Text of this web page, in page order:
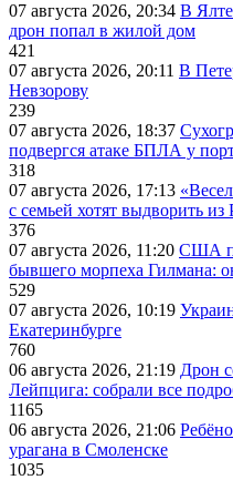
07 августа 2026, 20:34 В
дрон попал в жилой дом
421
07 августа 2026, 20:11 В
Невзорову
239
07 августа 2026, 18:37
подвергся атаке БПЛА у
318
07 августа 2026, 17:13
с семьей хотят выдворить из
376
07 августа 2026, 11:20 США
бывшего морпеха Гилмана:
529
07 августа 2026, 10:19
Екатеринбурге
760
06 августа 2026, 21:19 Дрон
Лейпцига: собрали все
1165
06 августа 2026, 21:06
урагана в Смоленске
1035